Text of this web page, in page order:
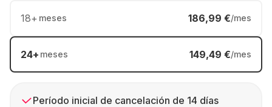
18+ meses 186,99 €/mes
24+ meses 149,49 €/mes
Período inicial de cancelación de 14 días